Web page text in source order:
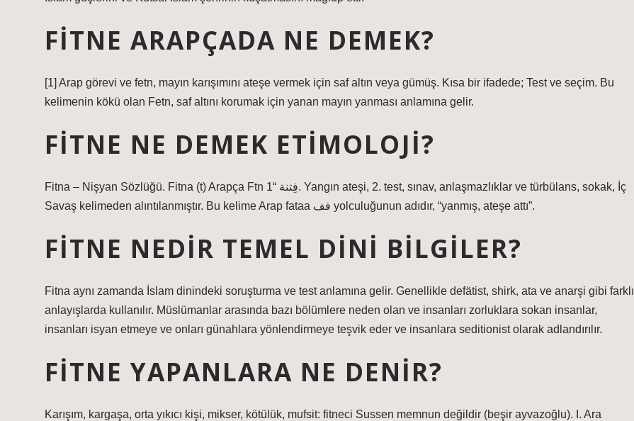
FITNE ARAPÇADA NE DEMEK?
[1] Arap görevi ve fetn, mayın karışımını ateşe vermek için saf altın veya gümüş. Kısa bir ifadede; Test ve seçim. Bu
kelimenin kökü olan Fetn, saf altını korumak için yanan mayın yanması anlamına gelir.
FITNE NE DEMEK ETIMOLOJI?
Fitna – Nişyan Sözlüğü. Fitna (t) Arapça Ftn فِتنة “1. Yangın ateşi, 2. test, sınav, anlaşmazlıklar ve türbülans, sokak, İç
Savaş kelimeden alıntılanmıştır. Bu kelime Arap fataa فف yolculuğunun adıdır, “yanmış, ateşe attı”.
FITNE NEDIR TEMEL DINI BILGILER?
Fitna aynı zamanda İslam dinindeki soruşturma ve test anlamına gelir. Genellikle defätist, shirk, ata ve anarşi gibi farklı
anlayışlarda kullanılır. Müslümanlar arasında bazı bölümlere neden olan ve insanları zorluklara sokan insanlar,
insanları isyan etmeye ve onları günahlara yönlendirmeye teşvik eder ve insanlara seditionist olarak adlandırılır.
FITNE YAPANLARA NE DENIR?
Karışım, kargaşa, orta yıkıcı kişi, mikser, kötülük, mufsit: fitneci Sussen memnun değildir (beşir ayvazoğlu). I. Ara